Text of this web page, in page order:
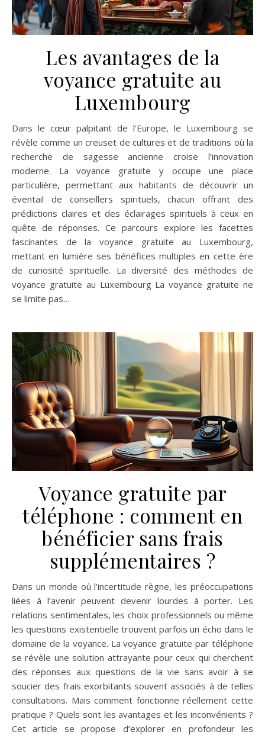
Les avantages de la
voyance gratuite au
Luxembourg
Dans le cœur palpitant de l’Europe, le Luxembourg se
révèle comme un creuset de cultures et de traditions où la
recherche de sagesse ancienne croise l’innovation
moderne. La voyance gratuite y occupe une place
particulière, permettant aux habitants de découvrir un
éventail de conseillers spirituels, chacun offrant des
prédictions claires et des éclairages spirituels à ceux en
quête de réponses. Ce parcours explore les facettes
fascinantes de la voyance gratuite au Luxembourg,
mettant en lumière ses bénéfices multiples en cette ère
de curiosité spirituelle. La diversité des méthodes de
voyance gratuite au Luxembourg La voyance gratuite ne
se limite pas…
Voyance gratuite par
téléphone : comment en
bénéficier sans frais
supplémentaires ?
Dans un monde où l’incertitude règne, les préoccupations
liées à l’avenir peuvent devenir lourdes à porter. Les
relations sentimentales, les choix professionnels ou même
les questions existentielle trouvent parfois un écho dans le
domaine de la voyance. La voyance gratuite par téléphone
se révèle une solution attrayante pour ceux qui cherchent
des réponses aux questions de la vie sans avoir à se
soucier des frais exorbitants souvent associés à de telles
consultations. Mais comment fonctionne réellement cette
pratique ? Quels sont les avantages et les inconvénients ?
Cet article se propose d’explorer en profondeur les